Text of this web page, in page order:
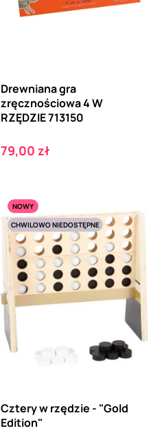
Drewniana gra
zręcznościowa 4 W
RZĘDZIE 713150
Cena
79,00 zł
NOWY
CHWILOWO NIEDOSTĘPNE
Cztery w rzędzie - "Gold
Edition"